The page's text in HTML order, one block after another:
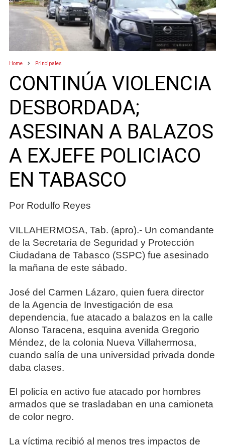
Home Principales
CONTINÚA VIOLENCIA
DESBORDADA;
ASESINAN A BALAZOS
A EXJEFE POLICIACO
EN TABASCO
Por Rodulfo Reyes
VILLAHERMOSA, Tab. (apro).- Un comandante
de la Secretaría de Seguridad y Protección
Ciudadana de Tabasco (SSPC) fue asesinado
la mañana de este sábado.
José del Carmen Lázaro, quien fuera director
de la Agencia de Investigación de esa
dependencia, fue atacado a balazos en la calle
Alonso Taracena, esquina avenida Gregorio
Méndez, de la colonia Nueva Villahermosa,
cuando salía de una universidad privada donde
daba clases.
El policía en activo fue atacado por hombres
armados que se trasladaban en una camioneta
de color negro.
La víctima recibió al menos tres impactos de